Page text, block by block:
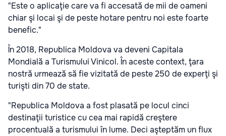
"Este o aplicaţie care va fi accesată de mii de oameni
chiar şi locai şi de peste hotare pentru noi este foarte
benefic."
În 2018, Republica Moldova va deveni Capitala
Mondială a Turismului Vinicol. În aceste context, ţara
nostră urmează să fie vizitată de peste 250 de experţi şi
turişti din 70 de state.
"Republica Moldova a fost plasată pe locul cinci
destinaţii turistice cu cea mai rapidă creştere
procentuală a turismului în lume. Deci aşteptăm un flux